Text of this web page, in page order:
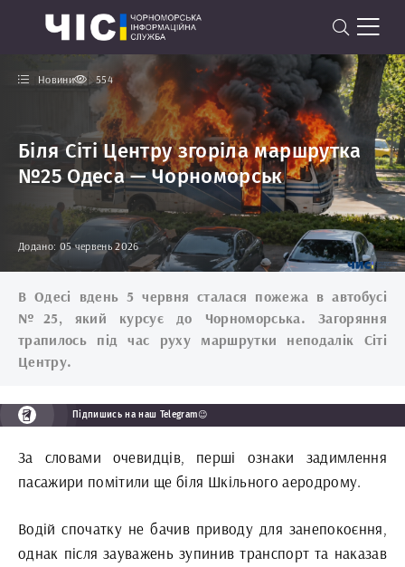
Новини 554
Біля Сіті Центру згоріла маршрутка
№25 Одеса — Чорноморськ
Додано: 05 червень 2026
В Одесі вдень 5 червня сталася пожежа в автобусі
№25, який курсує до Чорноморська. Загоряння
трапилось під час руху маршрутки неподалік Сіті
Центру.
Підпишись на наш Telegram😉
За словами очевидців, перші ознаки задимлення
пасажири помітили ще біля Шкільного аеродрому.
Водій спочатку не бачив приводу для занепокоєння,
однак після зауважень зупинив транспорт та наказав